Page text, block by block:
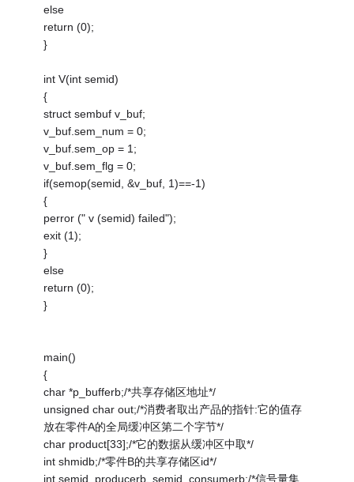
else
return (0);
}
int V(int semid)
{
struct sembuf v_buf;
v_buf.sem_num = 0;
v_buf.sem_op = 1;
v_buf.sem_flg = 0;
if(semop(semid, &v_buf, 1)==-1)
{
perror (" v (semid) failed");
exit (1);
}
else
return (0);
}
main()
{
char *p_bufferb;/*共享存储区地址*/
unsigned char out;/*消费者取出产品的指针:它的值存
放在零件A的全局缓冲区第二个字节*/
char product[33];/*它的数据从缓冲区中取*/
int shmidb;/*零件B的共享存储区id*/
int semid_producerb, semid_consumerb;/*信号量集